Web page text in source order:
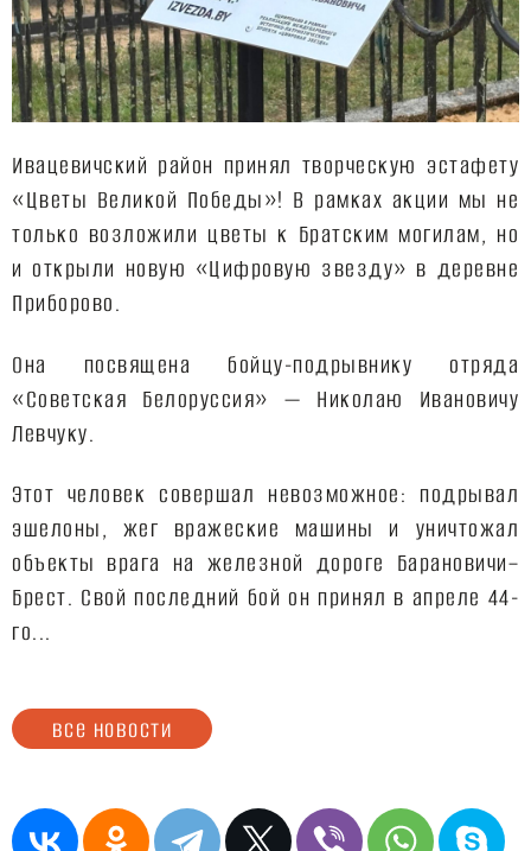
Ивацевичский район принял творческую эстафету
«Цветы Великой Победы»! В рамках акции мы не
только возложили цветы к Братским могилам, но
и открыли новую «Цифровую звезду» в деревне
Приборово.
Она посвящена бойцу-подрывнику отряда
«Советская Белоруссия» — Николаю Ивановичу
Левчуку.
Этот человек совершал невозможное: подрывал
эшелоны, жег вражеские машины и уничтожал
объекты врага на железной дороге Барановичи–
Брест. Свой последний бой он принял в апреле 44-
го...
все новости